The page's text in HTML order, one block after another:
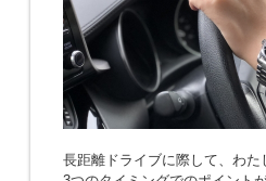
長距離ドライブに際して、わ